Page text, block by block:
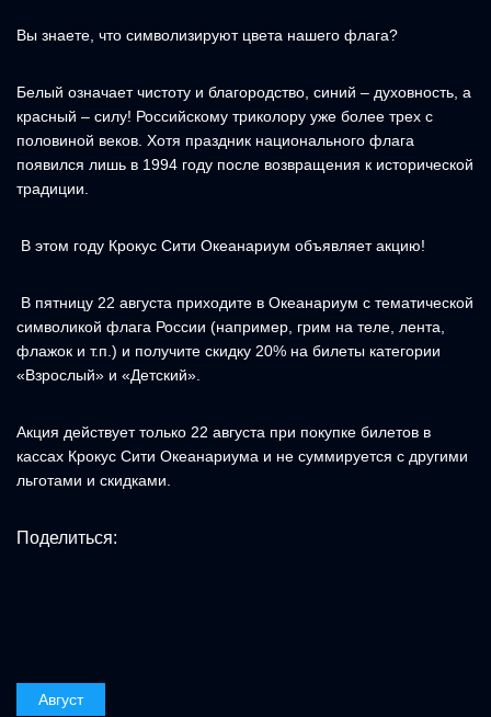
Вы знаете, что символизируют цвета нашего флага?
Белый означает чистоту и благородство, синий – духовность, а
красный – силу! Российскому триколору уже более трех с
половиной веков. Хотя праздник национального флага
появился лишь в 1994 году после возвращения к исторической
традиции.
В этом году Крокус Сити Океанариум объявляет акцию!
В пятницу 22 августа приходите в Океанариум с тематической
символикой флага России (например, грим на теле, лента,
флажок и т.п.) и получите скидку 20% на билеты категории
«Взрослый» и «Детский».
Акция действует только 22 августа при покупке билетов в
кассах Крокус Сити Океанариума и не суммируется с другими
льготами и скидками.
Поделиться:
Август